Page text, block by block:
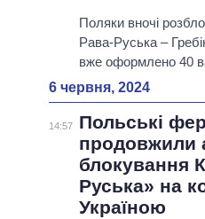
Поляки вночі
Рава-Руська –
вже оформлено 40
6 червня, 2024
14:57
Польські
продовжили
блокування
Руська» на
Україною